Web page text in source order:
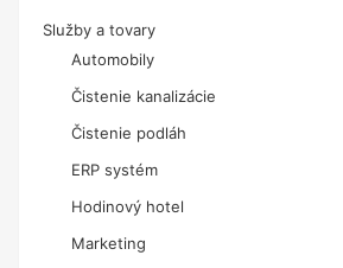
Služby a tovary
Automobily
Čistenie kanalizácie
Čistenie podláh
ERP systém
Hodinový hotel
Marketing